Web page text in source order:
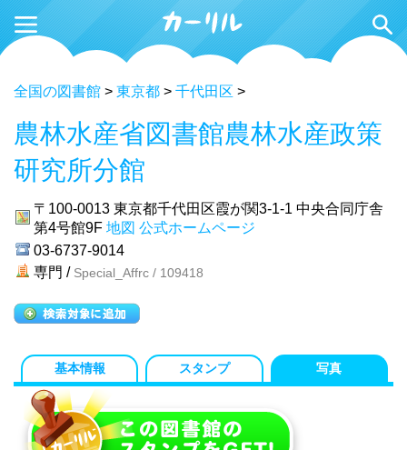
全国の図書館 > 東京都 > 千代田区 >
農林水産省図書館農林水産政策
研究所分館
〒100-0013 東京都千代田区霞が関3-1-1 中央合同庁舎
第4号館9F 地図 公式ホームページ
03-6737-9014
専門 / Special_Affrc / 109418
基本情報 スタンプ 写真